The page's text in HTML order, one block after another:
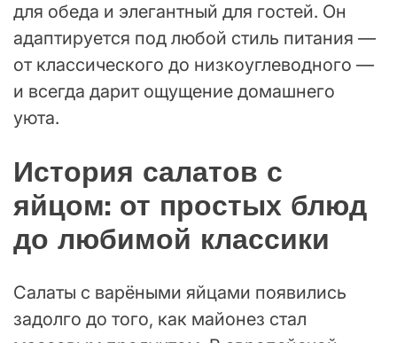
для обеда и элегантный для гостей. Он
адаптируется под любой стиль питания —
от классического до низкоуглеводного —
и всегда дарит ощущение домашнего
уюта.
История салатов с
яйцом: от простых блюд
до любимой классики
Салаты с варёными яйцами появились
задолго до того, как майонез стал